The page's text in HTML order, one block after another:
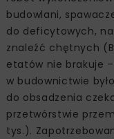
budowlani,
do deficytowych,
znaleźć chętnych
etatów nie brakuje
w budownictwie
do obsadzenia
przetwórstwie
tys.).